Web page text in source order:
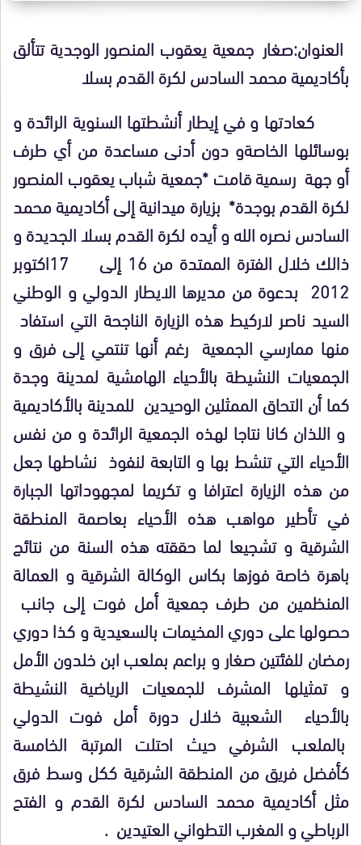
العنوان:صغار جمعية يعقوب المنصور الوجدية تتألق
بأكاديمية محمد السادس لكرة القدم بسلا
كعادتها و في إيطار أنشطتها السنوية الرائدة و
بوسائلها الخاصةو دون أدنى مساعدة من أي طرف
أو جهة رسمية قامت *جمعية شباب يعقوب المنصور
لكرة القدم بوجدة* بزيارة ميدانية إلى أكاديمية محمد
السادس نصره الله و أيده لكرة القدم بسلا الجديدة و
ذالك خلال الفترة الممتدة من 16 إلى 17اكتوبر
2012 بدعوة من مديرها الايطار الدولي و الوطني
السيد ناصر لاركيط هذه الزيارة الناجحة التي استفاد
منها ممارسي الجمعية رغم أنها تنتمي إلى فرق و
الجمعيات النشيطة بالأحياء الهامشية لمدينة وجدة
كما أن التحاق الممثلين الوحيدين للمدينة بالأكاديمية
و اللذان كانا نتاجا لهذه الجمعية الرائدة و من نفس
الأحياء التي تنشط بها و التابعة لنفوذ نشاطها جعل
من هذه الزيارة اعترافا و تكريما لمجهوداتها الجبارة
في تأطير مواهب هذه الأحياء بعاصمة المنطقة
الشرقية و تشجيعا لما حققته هذه السنة من نتائج
باهرة خاصة فوزها بكاس الوكالة الشرقية و العمالة
المنظمين من طرف جمعية أمل فوت إلى جانب
حصولها على دوري المخيمات بالسعيدية و كذا دوري
رمضان للفئتين صغار و براعم بملعب ابن خلدون الأمل
و تمثيلها المشرف للجمعيات الرياضية النشيطة
بالأحياء الشعبية خلال دورة أمل فوت الدولي
بالملعب الشرفي حيث احتلت المرتبة الخامسة
كأفضل فريق من المنطقة الشرقية ككل وسط فرق
مثل أكاديمية محمد السادس لكرة القدم و الفتح
الرباطي و المغرب التطواني العتيدين .